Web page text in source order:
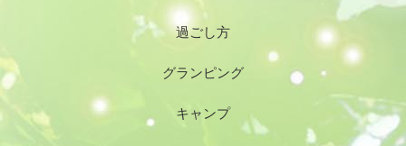
過ごし方
グランピング
キャンプ